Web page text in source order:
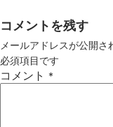
コメントを残す
メールアドレスが公開さ
必須項目です
コメント *